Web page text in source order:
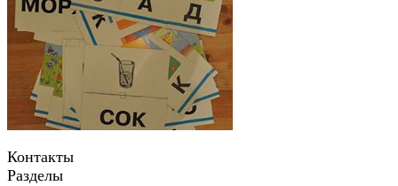
Контакты
Разделы